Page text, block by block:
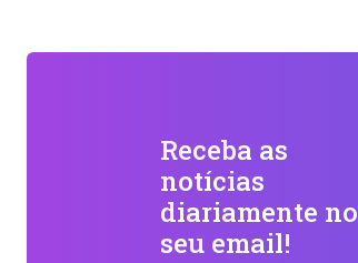
Receba as
notícias
diariamente no
seu email!